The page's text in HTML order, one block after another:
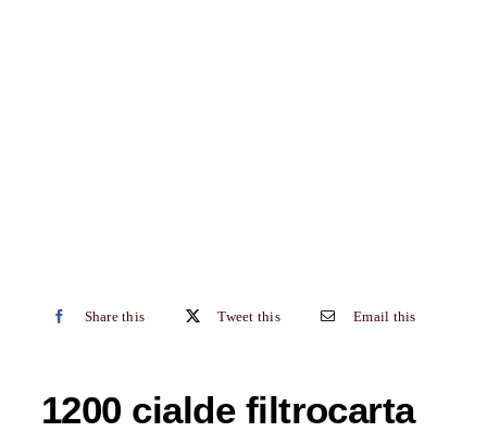
Share this Tweet this Email this
1200 cialde filtrocarta